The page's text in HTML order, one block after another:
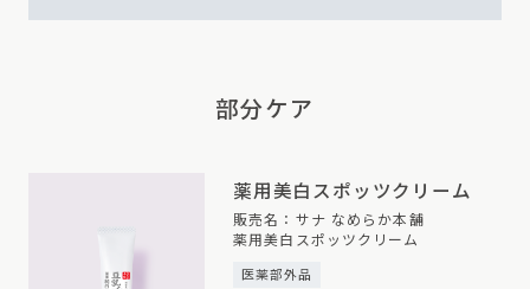
部分ケア
薬用美白 スポッツクリーム
販売名：サナ なめらか本舗
薬用美白スポッツクリーム
医薬部外品